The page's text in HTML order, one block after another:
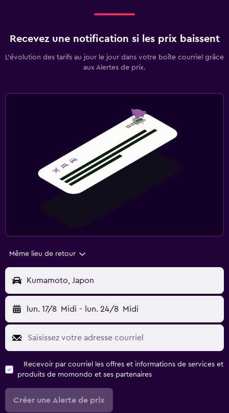
Recevez une notification si les prix baissent
L’évolution des tarifs au jour le jour dans votre boîte courriel grâce
aux Alertes de prix.
Même lieu de retour
Kumamoto, Japon
lun. 17/8 Midi - lun. 24/8 Midi
Recevoir par courriel les offres et informations de services et
produits de momondo et ses partenaires
Créer une Alerte de prix